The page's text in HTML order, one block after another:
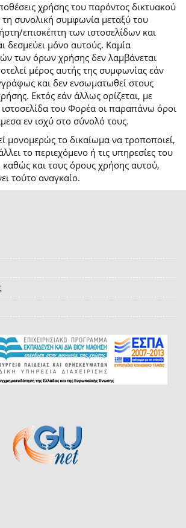
χρήσης του παρόντος δικτυακού
συνολική συμφωνία μεταξύ του
επισκέπτη των ιστοσελίδων και
δεσμεύει μόνο αυτούς. Καμία
των όρων χρήσης δεν λαμβάνεται
μέρος αυτής της συμφωνίας εάν
και δεν ενσωματωθεί στους
Εκτός εάν άλλως ορίζεται, με
του Φορέα οι παραπάνω όροι
εν ισχύ στο σύνολό τους.
μονομερώς το δικαίωμα να τροποποιεί,
το περιεχόμενο ή τις υπηρεσίες του
και τους όρους χρήσης αυτού,
τούτο αναγκαίο.